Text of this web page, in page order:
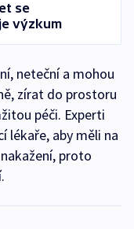
se
výzkum
neteční a mohou
zírat do prostoru
péči. Experti
lékaře, aby měli na
proto